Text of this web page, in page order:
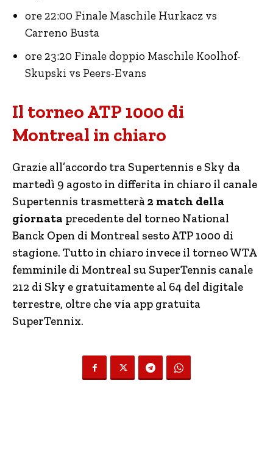
ore 22:00 Finale Maschile Hurkacz vs
Carreno Busta
ore 23:20 Finale doppio Maschile Koolhof-
Skupski vs Peers-Evans
Il torneo ATP 1000 di
Montreal in chiaro
Grazie all’accordo tra Supertennis e Sky da
martedì 9 agosto in differita in chiaro il canale
Supertennis trasmetterà2 match della
giornata precedente del torneo National
Banck Open di Montreal sesto ATP 1000 di
stagione. Tutto in chiaro invece il torneo WTA
femminile di Montreal su SuperTennis canale
212 di Sky e gratuitamente al 64 del digitale
terrestre, oltre che via app gratuita
SuperTennix.